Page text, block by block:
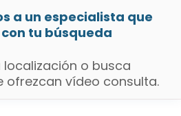
a un especialista que
tu búsqueda
o busca
ofrezcan vídeo consulta.